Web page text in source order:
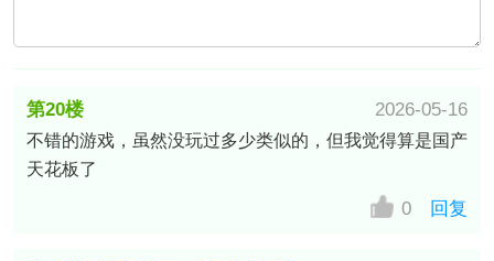
第20楼
中国–天津–天津–滨海新区联通网
友
2026-05-16
不错的游戏，虽然没玩过多少类似的，但我觉得算是国产
天花板了
0 回复